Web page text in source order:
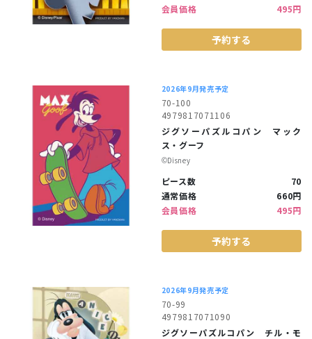
会員価格
495円
予約する
2026年9月発売予定
70-100
4979817071106
ジグソーパズルコパン マック
ス・グーフ
©︎Disney
ピース数
70
通常価格
660円
会員価格
495円
予約する
2026年9月発売予定
70-99
4979817071090
ジグソーパズルコパン チル・モ